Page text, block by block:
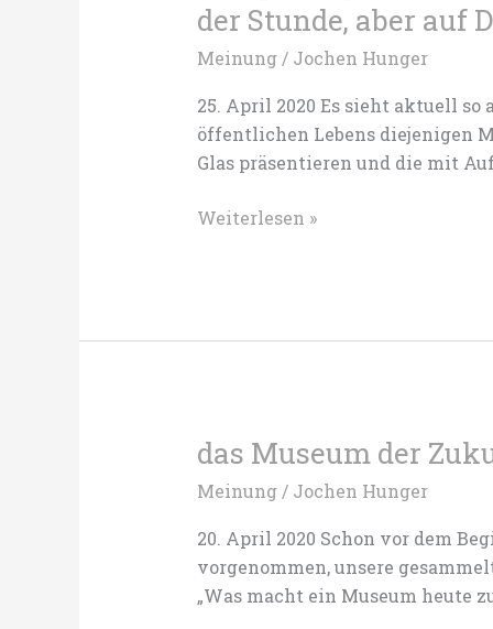
der Stunde, aber auf
Meinung/ Jochen Hunger
25. April 2020 Es sieht aktuell so
öffentlichen Lebens diejenigen
Glas präsentieren und die mit
Re-
der
aber
auf
Dauer
keine
Weiterlesen »
das Museum der
Meinung/ Jochen Hunger
20. April 2020 Schon vor dem
vorgenommen, unsere
„Was macht ein Museum heute